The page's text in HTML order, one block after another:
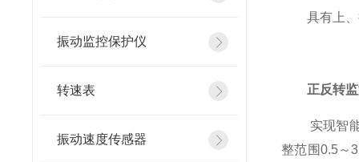
振动监控保护仪
转速表
振动速度传感器
具有上、掉
正反转
实现智能处
整范围0.5～